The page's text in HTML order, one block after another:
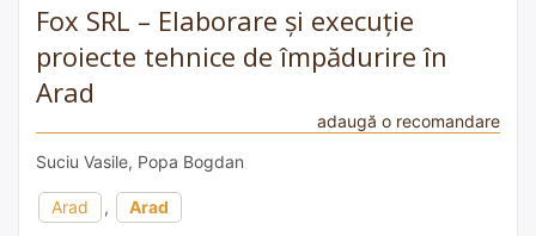
Fox SRL – Elaborare și execuție
proiecte tehnice de împădurire în
Arad
adaugă o recomandare
Suciu Vasile, Popa Bogdan
Arad , Arad